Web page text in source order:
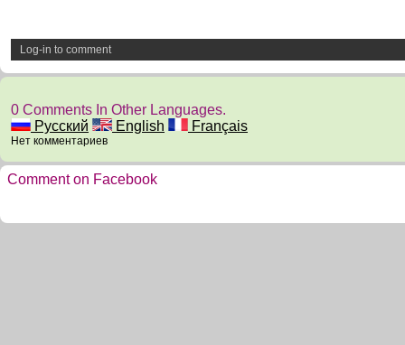
Log-in to comment
0 Comments In Other Languages.
Русский
English Français
Нет комментариев
Comment on Facebook